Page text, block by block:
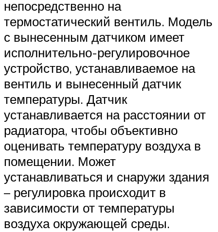
непосредственно на
термостатический вентиль. Модель
с вынесенным датчиком имеет
исполнительно-регулировочное
устройство, устанавливаемое на
вентиль и вынесенный датчик
температуры. Датчик
устанавливается на расстоянии от
радиатора, чтобы объективно
оценивать температуру воздуха в
помещении. Может
устанавливаться и снаружи здания
– регулировка происходит в
зависимости от температуры
воздуха окружающей среды.